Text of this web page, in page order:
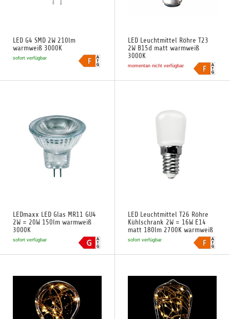
LED G4 SMD 2W 210lm
warmweiß 3000K
sofort verfügbar
LED Leuchtmittel Röhre T23
2W B15d matt warmweiß
3000K
momentan nicht verfügbar
LEDmaxx LED Glas MR11 GU4
2W = 20W 150lm warmweiß
3000K
sofort verfügbar
LED Leuchtmittel T26 Röhre
Kühlschrank 2W = 16W E14
matt 180lm 2700K warmweiß
sofort verfügbar